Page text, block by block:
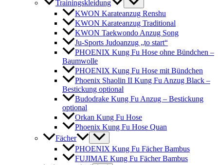
Trainingskleidung
KWON Karateanzug Renshu
KWON Karateanzug Traditional
KWON Taekwondo Anzug Song
Ju-Sports Judoanzug „to start“
PHOENIX Kung Fu Hose ohne Bündchen –
Baumwolle
PHOENIX Kung Fu Hose mit Bündchen
Phoenix Shaolin II Kung Fu Anzug Black –
Bestickung optional
Budodrake Kung Fu Anzug – Bestickung
optional
Orkan Kung Fu Hose
Phoenix Kung Fu Hose Quan
Fächer
PHOENIX Kung Fu Fächer Bambus
FUJIMAE Kung Fu Fächer Bambus